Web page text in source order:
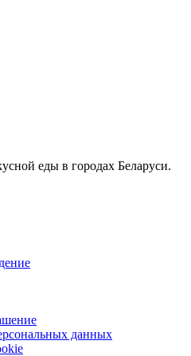
еды в городах Беларуси.
данных